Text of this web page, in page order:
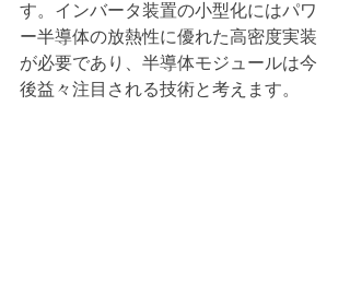
す。インバータ装置の小型化にはパワ
ー半導体の放熱性に優れた高密度実装
が必要であり、半導体モジュールは今
後益々注目される技術と考えます。